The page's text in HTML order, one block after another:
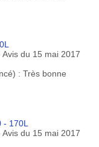
Avis du 15 mai 2017
: Très bonne
170L
Avis du 15 mai 2017